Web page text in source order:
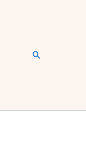
Pesquisar